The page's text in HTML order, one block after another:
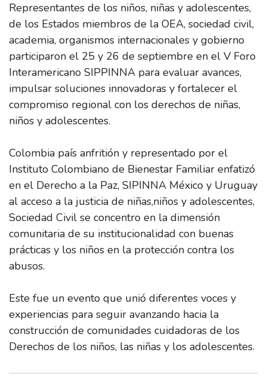
Representantes de los niños, niñas y adolescentes,
de los Estados miembros de la OEA, sociedad civil,
academia, organismos internacionales y gobierno
participaron el 25 y 26 de septiembre en el V Foro
Interamericano SIPPINNA para evaluar avances,
impulsar soluciones innovadoras y fortalecer el
compromiso regional con los derechos de niñas,
niños y adolescentes.
Colombia país anfritión y representado por el
Instituto Colombiano de Bienestar Familiar enfatizó
en el Derecho a la Paz, SIPINNA México y Uruguay
al acceso a la justicia de niñas,niños y adolescentes,
Sociedad Civil se concentro en la dimensión
comunitaria de su institucionalidad con buenas
prácticas y los niños en la protección contra los
abusos.
Este fue un evento que unió diferentes voces y
experiencias para seguir avanzando hacia la
construcción de comunidades cuidadoras de los
Derechos de los niños, las niñas y los adolescentes.